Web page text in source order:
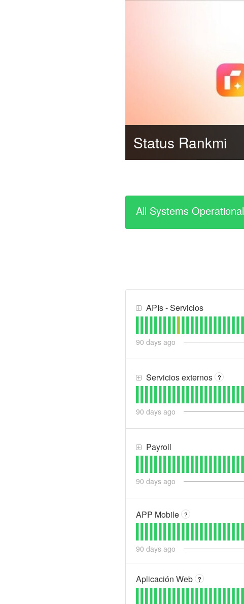
Status Rankmi
All Systems Operational
APIs - Servicios
90 days ago
Servicios externos ?
90 days ago
Payroll
90 days ago
APP Mobile ?
90 days ago
Aplicación Web ?